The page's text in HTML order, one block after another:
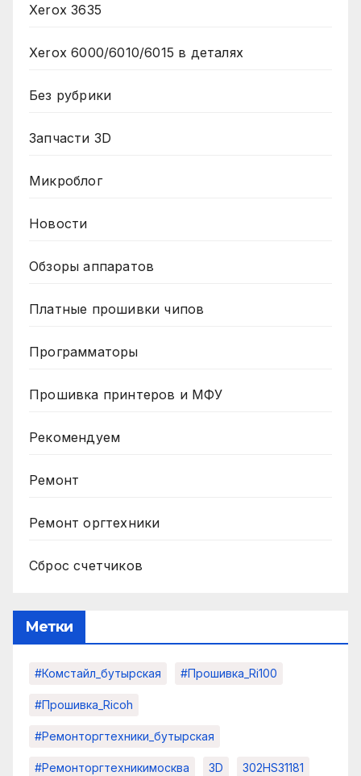
Xerox 3635
Xerox 6000/6010/6015 в деталях
Без рубрики
Запчасти 3D
Микроблог
Новости
Обзоры аппаратов
Платные прошивки чипов
Программаторы
Прошивка принтеров и МФУ
Рекомендуем
Ремонт
Ремонт оргтехники
Сброс счетчиков
Метки
#комстайл_бутырская #прошивка_Ri100
#прошивка_Ricoh
#ремонторгтехники_бутырская
#ремонторгтехникимосква 3D 302HS31181